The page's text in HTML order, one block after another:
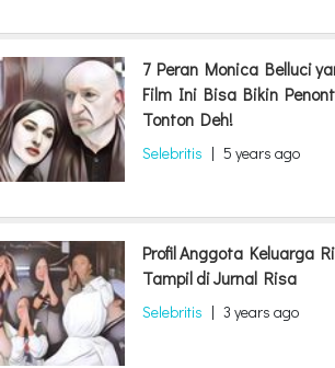
7 Peran Monica Belluci
Film Ini Bisa Bikin
Tonton Deh!
Selebritis | 5 years ago
Profil Anggota Keluarga
Tampil di Jurnal Risa
Selebritis | 3 years ago